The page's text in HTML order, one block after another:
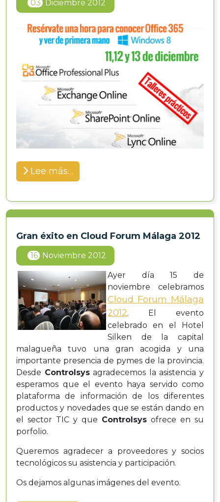
03 Diciembre 2012
Lee más…
Gran éxito en Cloud Forum Málaga 2012
16 Noviembre 2012
Ayer día 15 de
noviembre celebramos
Cloud Forum Málaga
2012. El evento
celebrado en el Hotel
Silken de la capital
malagueña tuvo una gran acogida y una
importante presencia de pymes de la provincia.
Desde Controlsysagradecemos la asistencia y
esperamos que el evento haya servido como
plataforma de información de los diferentes
productos y novedades que se están dando en
el sector TIC y que Controlsys ofrece en su
porfolio.
Queremos agradecer a proveedores y socios
tecnológicos su asistencia y participación.
Os dejamos algunas imágenes del evento.